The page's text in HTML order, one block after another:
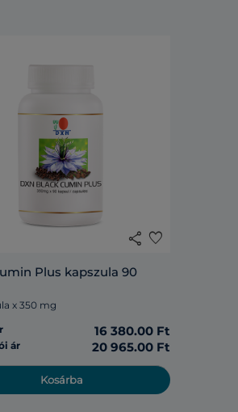
share favorite
Plus kapszula 90
x 350 mg
16 380.00 Ft
ár 20 965.00 Ft
Kosárba